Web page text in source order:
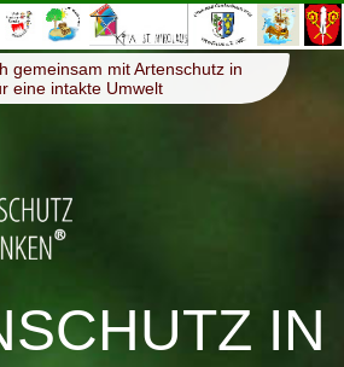
Menü ≡
gemeinsam mit Artenschutz in
eine intakte Umwelt
IN